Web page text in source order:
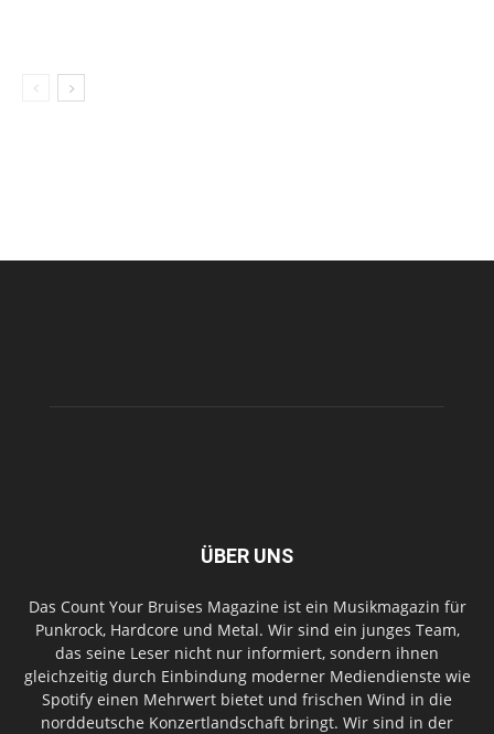
ÜBER UNS
Das Count Your Bruises Magazine ist ein Musikmagazin für
Punkrock, Hardcore und Metal. Wir sind ein junges Team,
das seine Leser nicht nur informiert, sondern ihnen
gleichzeitig durch Einbindung moderner Mediendienste wie
Spotify einen Mehrwert bietet und frischen Wind in die
norddeutsche Konzertlandschaft bringt. Wir sind in der